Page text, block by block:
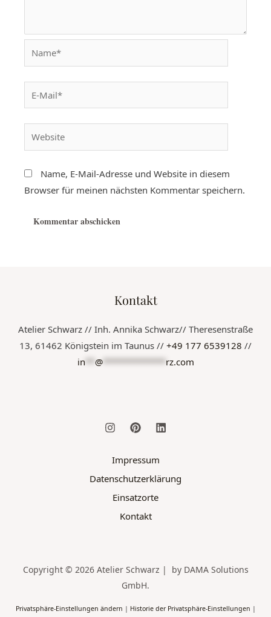
Name, E-Mail-Adresse und Website in diesem
Browser für meinen nächsten Kommentar speichern.
Kontakt
Atelier Schwarz // Inh. Annika Schwarz// Theresenstraße
13, 61462 Königstein im Taunus // +49 177 6539128 //
in ** @************* rz.com
Impressum
Datenschutzerklärung
Einsatzorte
Kontakt
Copyright © 2026 Atelier Schwarz | by DAMA Solutions
GmbH.
Privatsphäre-Einstellungen ändern | Historie der Privatsphäre-Einstellungen |